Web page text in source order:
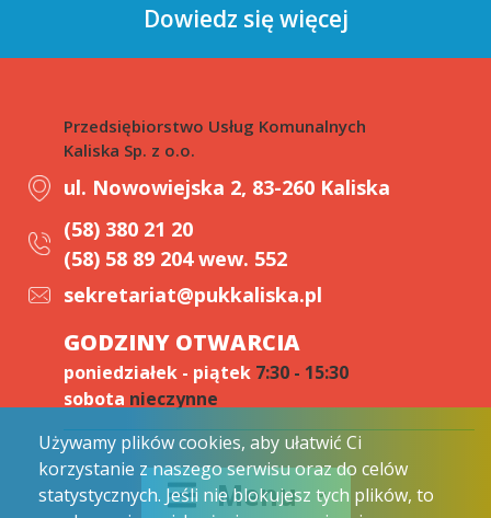
Dowiedz się więcej
Przedsiębiorstwo Usług Komunalnych
Kaliska Sp. z o.o.
ul. Nowowiejska 2, 83-260 Kaliska
(58) 380 21 20
(58) 58 89 204 wew. 552
sekretariat@pukkaliska.pl
GODZINY OTWARCIA
poniedziałek - piątek 7:30 - 15:30
sobota nieczynne
Menu
Używamy plików cookies, aby ułatwić Ci
korzystanie z naszego serwisu oraz do celów
statystycznych. Jeśli nie blokujesz tych plików, to